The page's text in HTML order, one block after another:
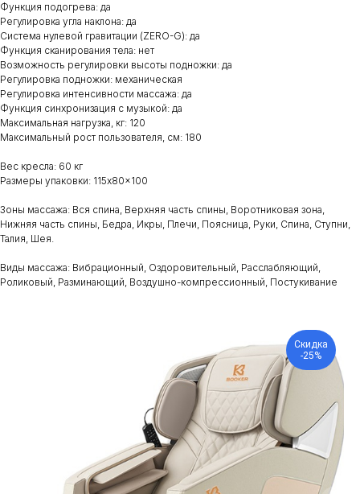
Функция подогрева: да
Регулировка угла наклона: да
Система нулевой гравитации (ZERO-G): да
Функция сканирования тела: нет
Возможность регулировки высоты подножки: да
Регулировка подножки: механическая
Регулировка интенсивности массажа: да
Функция синхронизация с музыкой: да
Максимальная нагрузка, кг: 120
Максимальный рост пользователя, см: 180
Вес кресла: 60 кг
Размеры упаковки: 115x80x100
Зоны массажа: Вся спина, Верхняя часть спины, Воротниковая зона,
Нижняя часть спины, Бедра, Икры, Плечи, Поясница, Руки, Спина, Ступни,
Талия, Шея.
Виды массажа: Вибрационный, Оздоровительный, Расслабляющий,
Роликовый, Разминающий, Воздушно-компрессионный, Постукивание
Скидка
-25%